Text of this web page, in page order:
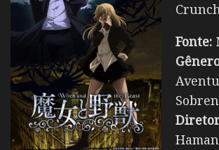
Fonte: